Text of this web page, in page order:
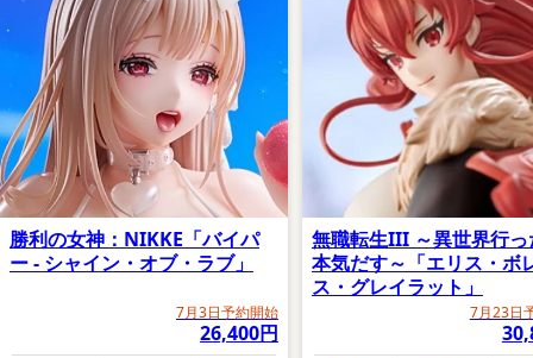
勝利の女神：NIKKE「バイパ
ー - シャイン・オブ・ラブ」
7月3日予約開始
26,400円
無職転生III ～異世界行っ
本気だす～「エリス・ボ
ス・グレイラット」
7月23日